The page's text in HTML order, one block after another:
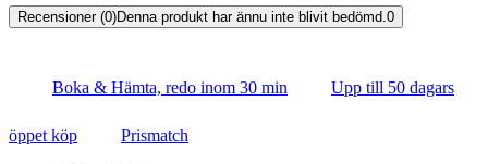
Recensioner (0)Denna produkt har ännu inte blivit bedömd.0
Boka & Hämta, redo inom 30 min Upp till 50 dagars
öppet köp Prismatch